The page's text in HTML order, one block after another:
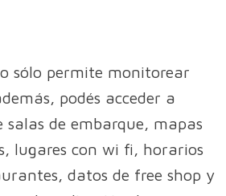
sólo permite monitorear
podés acceder a
salas de embarque, mapas
lugares con wi fi, horarios
datos de free shop y